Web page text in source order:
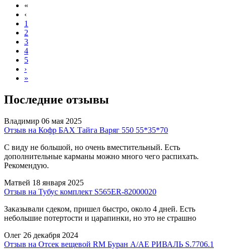
«
‹
1
2
3
4
5
›
»
Последние отзывы
Владимир 06 мая 2025
Отзыв на Кофр БАХ Тайга Варяг 550 55*35*70
С виду не большой, но очень вместительный. Есть
дополнительные карманы можно много чего распихать.
Рекомендую.
Матвей 18 января 2025
Отзыв на Тубус комплект S565ER-82000020
Заказывали сдеком, пришел быстро, около 4 дней. Есть
небольшие потертости и царапинки, но это не страшно
Олег 26 декабря 2024
Отзыв на Отсек вещевой RM Буран А/АЕ РИВАЛЬ S.7706.1